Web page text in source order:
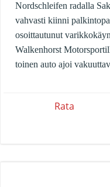
Nordschleifen radalla
vahvasti kiinni
osoittautunut
Walkenhorst
toinen auto ajoi
Rata